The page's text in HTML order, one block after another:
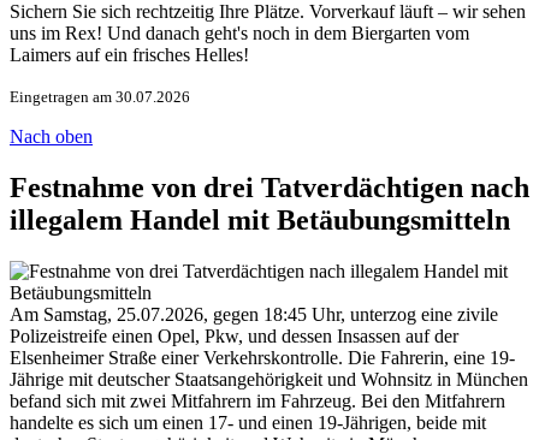
Sichern Sie sich rechtzeitig Ihre Plätze. Vorverkauf läuft – wir sehen
uns im Rex! Und danach geht's noch in dem Biergarten vom
Laimers auf ein frisches Helles!
Eingetragen am 30.07.2026
Nach oben
Festnahme von drei Tatverdächtigen nach
illegalem Handel mit Betäubungsmitteln
Am Samstag, 25.07.2026, gegen 18:45 Uhr, unterzog eine zivile
Polizeistreife einen Opel, Pkw, und dessen Insassen auf der
Elsenheimer Straße einer Verkehrskontrolle. Die Fahrerin, eine 19-
Jährige mit deutscher Staatsangehörigkeit und Wohnsitz in München
befand sich mit zwei Mitfahrern im Fahrzeug. Bei den Mitfahrern
handelte es sich um einen 17- und einen 19-Jährigen, beide mit